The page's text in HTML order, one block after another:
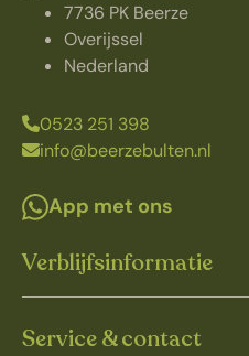
7736 PK Beerze
Overijssel
Nederland
0523 251 398
info@beerzebulten.nl
App met ons
Verblijfsinformatie
Service & contact